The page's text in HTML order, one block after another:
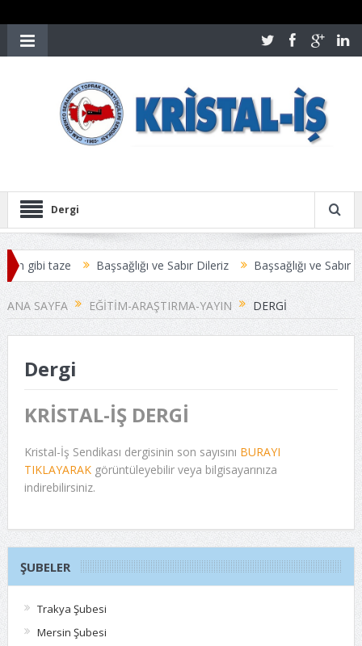
Dergi
gibi taze Başsağlığı ve Sabır Dileriz Başsağlığı ve Sabır
ANA SAYFA EĞITIM-ARAŞTIRMA-YAYIN DERGI
Dergi
KRİSTAL-İŞ DERGİ
Kristal-İş Sendikası dergisinin son sayısını BURAYI
TIKLAYARAKgörüntüleyebilir veya bilgisayarınıza
indirebilirsiniz.
ŞUBELER
Trakya Şubesi
Mersin Şubesi